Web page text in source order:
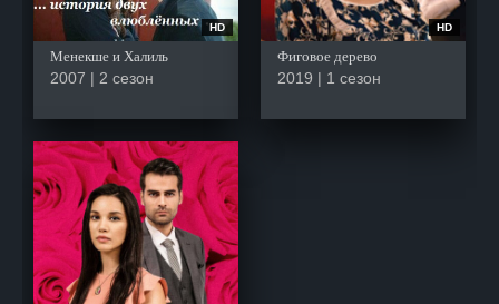
HD
Менекше и Халиль
2007 | 2 сезон
HD
Фиговое дерево
2019 | 1 сезон